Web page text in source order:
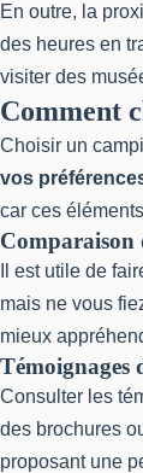
En outre, la
des heures en
visiter des
Comment
Choisir un
vos
car ces
Comparaison
Il est utile de
mais ne vous
mieux
Témoignages
Consulter les
des brochures
proposant une